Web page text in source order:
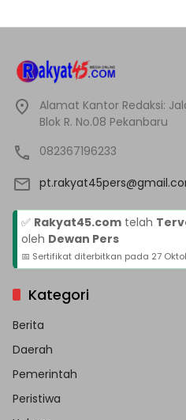
Alamat Kantor Redaksi:
Blok R. No.08 Pekanbaru
082367196233
✅ Rakyat45.com telah
oleh Dewan Pers
📅 Sertifikat diterbitkan pada 27
Kategori
Berita
Daerah
Pemerintah
Peristiwa